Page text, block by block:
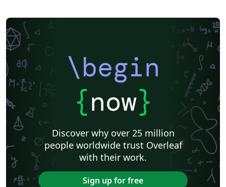
\begin
{now}
Discover why over 25 million
people worldwide trust Overleaf
with their work.
Sign up for free